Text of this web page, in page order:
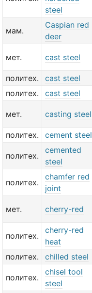
steel
мам.
Caspian red
deer
мет. cast steel
политех.
cast steel
политех.
cast steel
мет. casting steel
политех.
cement steel
политех.
cemented
steel
политех.
chamfer red
joint
мет. cherry-red
политех.
cherry-red
heat
политех.
chilled steel
политех.
chisel tool
steel